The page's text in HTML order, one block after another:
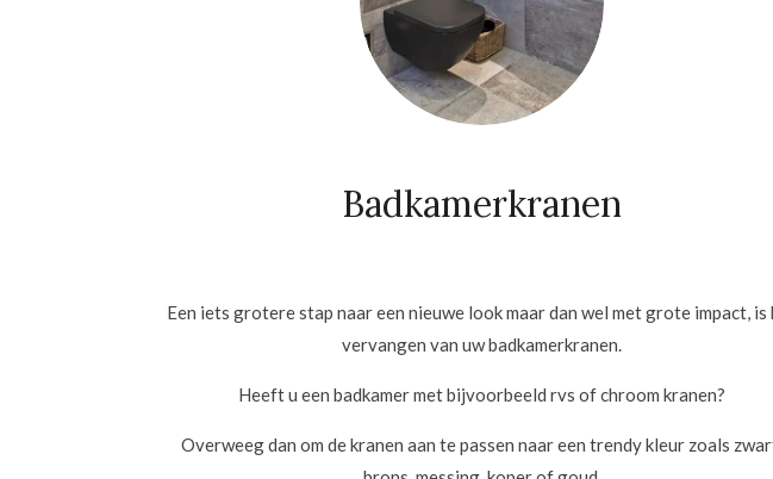
Badkamerkranen
Een iets grotere stap naar een nieuwe look maar dan wel met grote impact, is
vervangen van uw badkamerkranen.
Heeft u een badkamer met bijvoorbeeld rvs of chroom kranen?
Overweeg dan om de kranen aan te passen naar een trendy kleur zoals